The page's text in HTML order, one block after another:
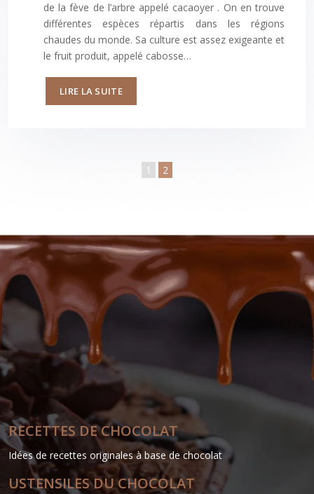
de la fève de l’arbre appelé cacaoyer . On en trouve
différentes espèces répartis dans les régions
chaudes du monde. Sa culture est assez exigeante et
le fruit produit, appelé cabosse…
LIRE LA SUITE
1 2
RECETTES DE CHOCOLAT
Idées de recettes originales à base de chocolat
USTENSILES DU CHOCOLAT